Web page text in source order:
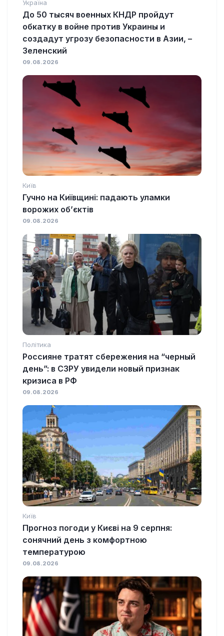
Україна
До 50 тысяч военных КНДР пройдут
обкатку в войне против Украины и
создадут угрозу безопасности в Азии, –
Зеленский
09.08.2026
Київ
Гучно на Київщині: падають уламки
ворожих об’єктів
09.08.2026
Політика
Россияне тратят сбережения на “черный
день”: в СЗРУ увидели новый признак
кризиса в РФ
09.08.2026
Київ
Прогноз погоди у Києві на 9 серпня:
сонячний день з комфортною
температурою
09.08.2026